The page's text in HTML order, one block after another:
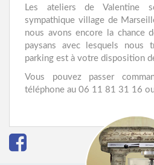
Les ateliers de Valentine
sympathique village de
nous avons encore la chance
paysans avec lesquels nous
parking est à votre disposition
Vous pouvez passer
téléphone au 06 11 81 31 16